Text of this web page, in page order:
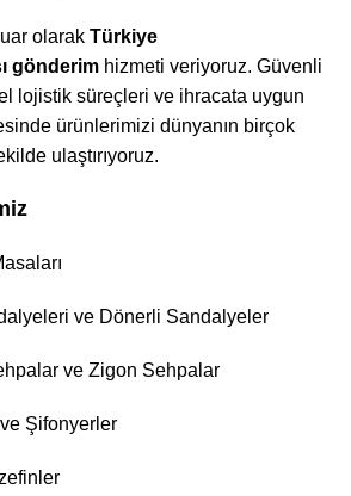
olarak Türkiye
gönderim hizmeti veriyoruz. Güvenli
lojistik süreçleri ve ihracata uygun
ürünlerimizi dünyanın birçok
ulaştırıyoruz.
ve Dönerli Sandalyeler
ve Zigon Sehpalar
Şifonyerler